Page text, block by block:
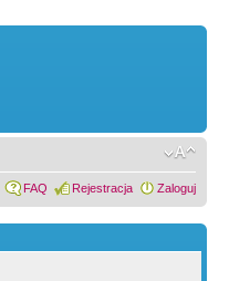
FAQ Rejestracja Zaloguj